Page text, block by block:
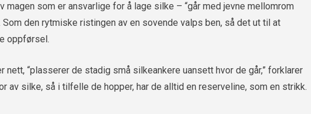
magen som er ansvarlige for å lage silke – “går med jevne mellomrom
Som den rytmiske ristingen av en sovende valps ben, så det ut til at
oppførsel.
“plasserer de stadig små silkeankere uansett hvor de går,” forklarer
av silke, så i tilfelle de hopper, har de alltid en reserveline, som en strikk.